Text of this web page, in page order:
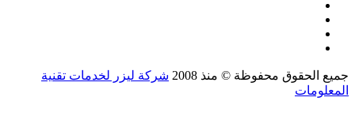
جميع الحقوق محفوظة © منذ 2008
شركة ليزر لخدمات تقنية
المعلومات